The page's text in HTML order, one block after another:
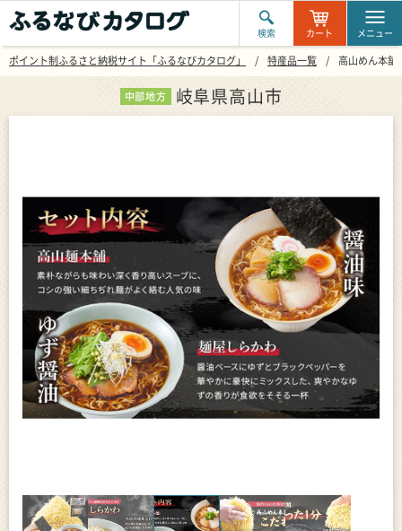
検索 カート メニュー
ポイント制ふるさと納税サイト「ふるなびカタログ」 特産品一覧 高山めん本舗
中部地方 岐阜県高山市